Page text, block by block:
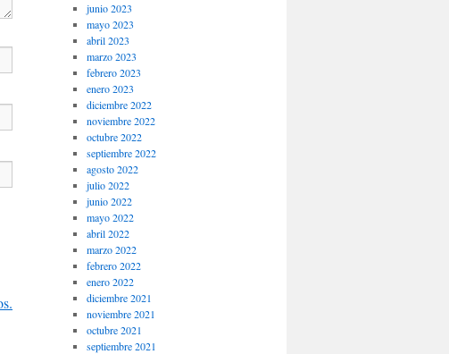
junio 2023
mayo 2023
abril 2023
marzo 2023
febrero 2023
enero 2023
diciembre 2022
noviembre 2022
octubre 2022
septiembre 2022
agosto 2022
julio 2022
junio 2022
mayo 2022
abril 2022
marzo 2022
febrero 2022
enero 2022
diciembre 2021
noviembre 2021
octubre 2021
septiembre 2021